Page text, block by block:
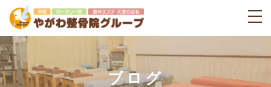
ブログ